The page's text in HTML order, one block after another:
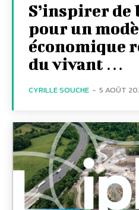
S’inspirer de
pour un
économique
du vivant …
CYRILLE SOUCHE - 5 AOÛT